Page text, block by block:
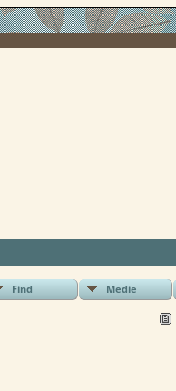
Find Medie